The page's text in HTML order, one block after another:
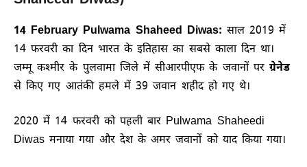
14 February Pulwama Shaheed Diwas: साल 2019 में
14 फरवरी का दिन भारत के इतिहास का सबसे काला दिन था।
जम्मू कश्मीर के पुलवामा जिले में सीआरपीएफ के जवानों परग्रेनेड
से किए गए आतंकी हमले में 39 जवान शहीद हो गए थे।
2020 में 14 फरवरी को पहली बार Pulwama Shaheedi
Diwas मनाया गया और देश के अमर जवानों को याद किया गया।